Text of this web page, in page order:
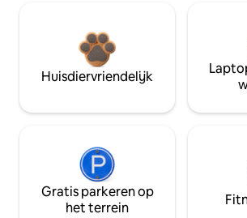
Huisdiervriendelijk
Gratis parkeren op
het terrein